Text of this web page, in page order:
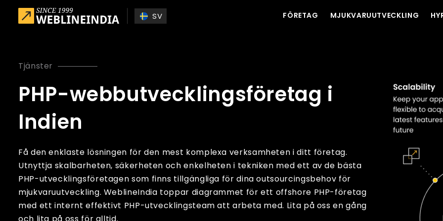
Skip to main content
SV FÖRETAG MJUKVARUUTVECKLING
Tjänster
PHP-webbutvecklingsföretag i
Indien
Få den enklaste lösningen för den mest komplexa verksamheten i ditt företag.
Utnyttja skalbarheten, säkerheten och enkelheten i tekniken med ett av de bästa
PHP-utvecklingsföretagen som finns tillgängliga för dina outsourcingsbehov för
mjukvaruutveckling. WeblineIndia toppar diagrammet för ett offshore PHP-företag
med ett internt effektivt PHP-utvecklingsteam att arbeta med. Lita på oss en gång